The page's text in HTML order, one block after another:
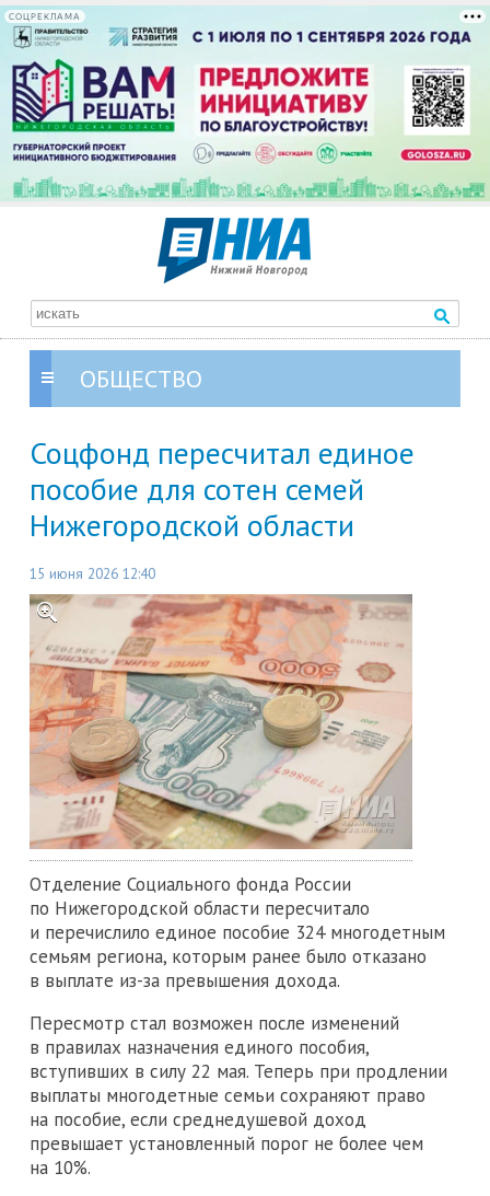
СОЦРЕКЛАМА
ОБЩЕСТВО
Соцфонд пересчитал единое
пособие для сотен семей
Нижегородской области
15 июня 2026 12:40
Отделение Социального фонда России
по Нижегородской области пересчитало
и перечислило единое пособие 324 многодетным
семьям региона, которым ранее было отказано
в выплате из-за превышения дохода.
Пересмотр стал возможен после изменений
в правилах назначения единого пособия,
вступивших в силу 22 мая. Теперь при продлении
выплаты многодетные семьи сохраняют право
на пособие, если среднедушевой доход
превышает установленный порог не более чем
на 10%.